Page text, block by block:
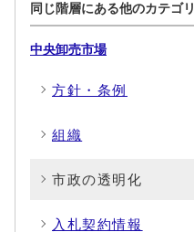
同じ階層にある他のカテゴリ
中央卸売市場
方針・条例
組織
市政の透明化
入札契約情報